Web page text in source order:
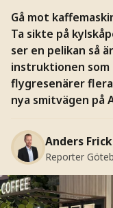
Gå mot
Ta sikte på
ser en pelikan så
instruktionen som
flygresenärer
nya smitvägen på
Anders Frick
Reporter